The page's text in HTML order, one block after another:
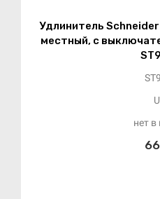
Удлинитель Schneider
местный, с
нет в